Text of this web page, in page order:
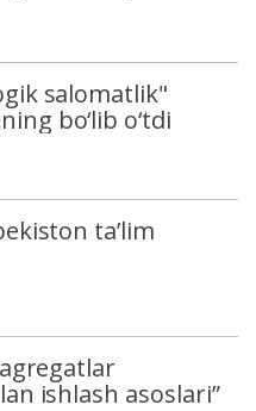
salomatlik"
bo‘lib o‘tdi
taʼlim
ishlash asoslari”